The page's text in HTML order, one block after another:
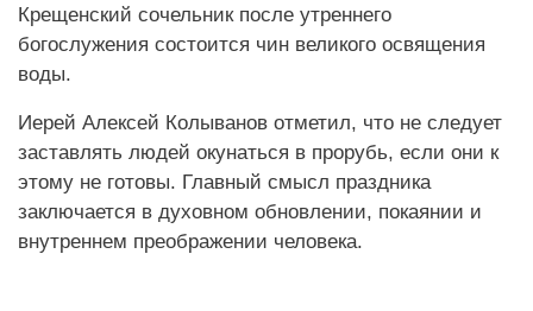
Крещенский сочельник после утреннего
богослужения состоится чин великого освящения
воды.
Иерей Алексей Колыванов отметил, что не следует
заставлять людей окунаться в прорубь, если они к
этому не готовы. Главный смысл праздника
заключается в духовном обновлении, покаянии и
внутреннем преображении человека.